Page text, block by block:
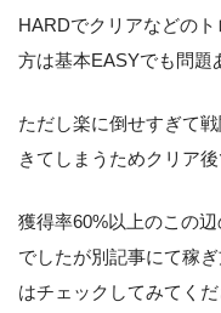
HARDでクリアなどの
方は基本EASYでも問題
ただし楽に倒せすぎて
きてしまうためクリア
獲得率60%以上のこの
でしたが別記事にて稼
はチェックしてみてく